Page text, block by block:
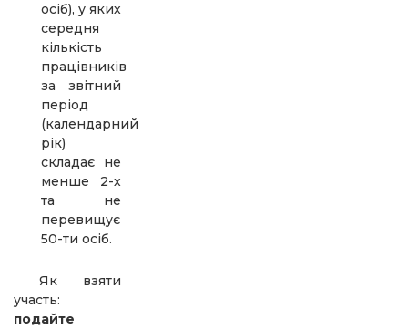
осіб), у яких
середня
кількість
працівників
за звітний
період
(календарний
рік)
складає не
менше 2-х
та не
перевищує
50-ти осіб.
Як взяти
участь:
подайте